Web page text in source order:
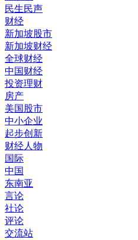
民生民声
财经
新加坡股市
新加坡财经
全球财经
中国财经
投资理财
房产
美国股市
中小企业
起步创新
财经人物
国际
中国
东南亚
言论
社论
评论
交流站